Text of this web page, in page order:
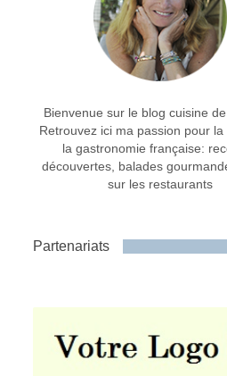
Bienvenue sur le blog cuisine
Retrouvez ici ma passion pour la
la gastronomie française:
découvertes, balades
sur les restaurants
Partenariats